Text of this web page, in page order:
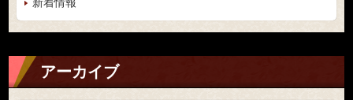
アーカイブ